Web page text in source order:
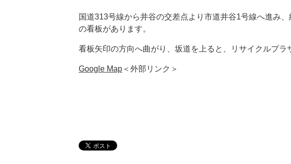
国道313号線から井谷の交差点より市道井谷1号線へ進み
の看板があります。
看板矢印の方向へ曲がり、坂道を上ると、リサイクルプラ
Google Map ＜外部リンク＞